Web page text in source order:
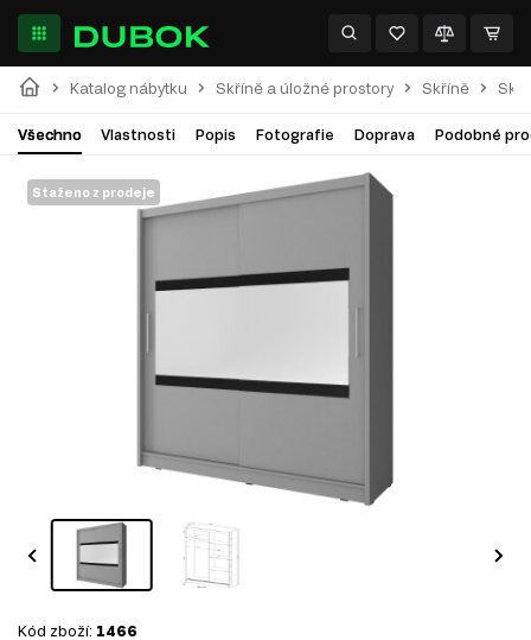
Katalog nábytku Skříně a úložné prostory Skříně
Všechno Vlastnosti Popis Fotografie Doprava Podobné
Staženo z prodeje
Kód zboží: 1466